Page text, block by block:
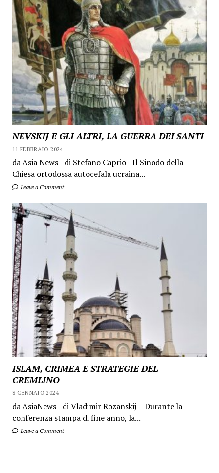
NEVSKIJ E GLI ALTRI, LA GUERRA DEI SANTI
11 FEBBRAIO 2024
da Asia News - di Stefano Caprio - Il Sinodo della
Chiesa ortodossa autocefala ucraina...
Leave a Comment
ISLAM, CRIMEA E STRATEGIE DEL
CREMLINO
8 GENNAIO 2024
da AsiaNews - di Vladimir Rozanskij - Durante la
conferenza stampa di fine anno, la...
Leave a Comment